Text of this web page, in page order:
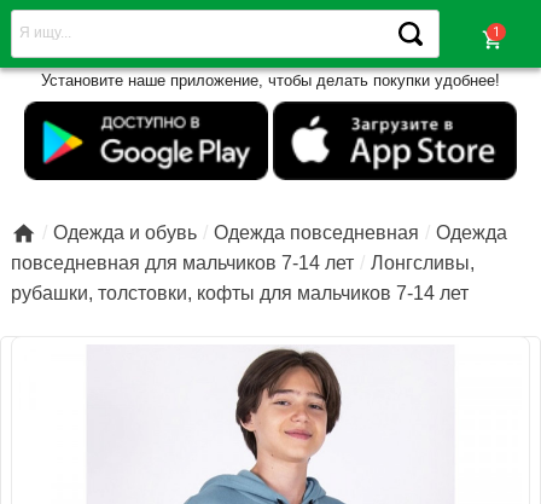
shopping_cart
Установите наше приложение, чтобы делать покупки удобнее!
 Одежда и обувь Одежда повседневная
Одежда
повседневная для мальчиков 7-14 лет
Лонгсливы,
рубашки, толстовки, кофты для мальчиков 7-14 лет